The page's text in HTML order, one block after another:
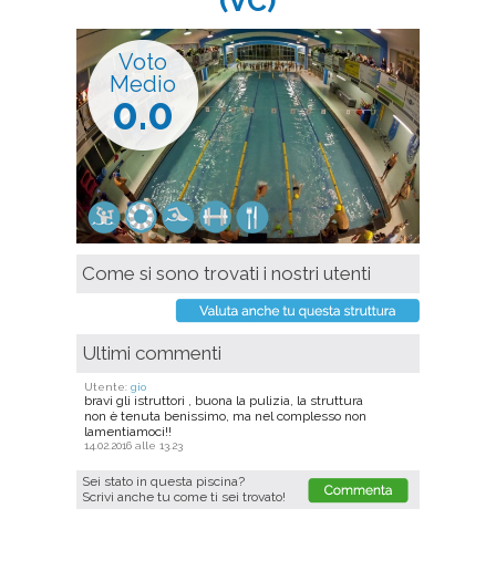
Voto
Medio
0.0
Come si sono trovati i nostri utenti
Ultimi commenti
Utente: gio
bravi gli istruttori , buona la pulizia, la struttura
non è tenuta benissimo, ma nel complesso non
lamentiamoci!!
14.02.2016 alle 13.23
Sei stato in questa piscina?
Scrivi anche tu come ti sei trovato!